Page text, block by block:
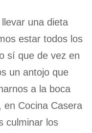
una dieta
estar todos los
sí que de vez en
un antojo que
a la boca
en Cocina Casera
culminar los